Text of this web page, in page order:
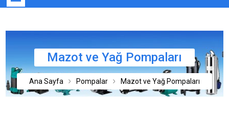
Mazot ve Yağ Pompaları
Ana Sayfa Pompalar Mazot ve Yağ Pompaları